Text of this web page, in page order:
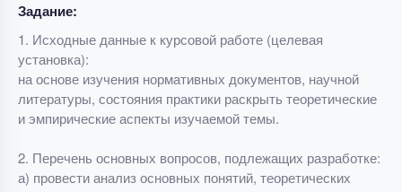
Задание:
1. Исходные данные к курсовой работе (целевая
установка):
на основе изучения нормативных документов, научной
литературы, состояния практики раскрыть теоретические
и эмпирические аспекты изучаемой темы.
2. Перечень основных вопросов, подлежащих разработке:
а) провести анализ основных понятий, теоретических